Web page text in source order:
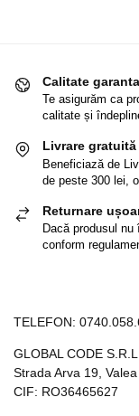
Calitate
Te asigurăm ca
calitate și
Livrare gratuită
Beneficiază de
de peste 300 lei,
Returnare
Dacă produsul
conform
TELEFON:
GLOBAL CODE S.R.L.
Strada Arva 19,
CIF: RO36465627